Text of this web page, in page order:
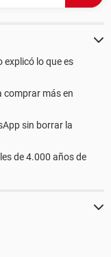
explicó lo que es
comprar más en
sin borrar la
de 4.000 años de